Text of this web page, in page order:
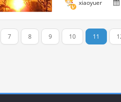
xiaoyuer
7 8 9 10 11